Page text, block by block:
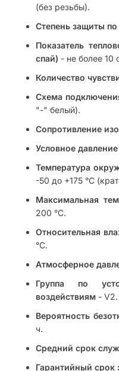
(без резьбы).
Степень защиты
Показатель
спай) - не более 10
Количество
Схема
"-" белый).
Сопротивление
Условное давление
Температура
-50 до +175 °С
Максимальная
200 °С.
Относительная
°С.
Атмосферное
Группа по
воздействиям - V2.
Вероятность
ч.
Средний срок
Гарантийный срок